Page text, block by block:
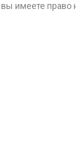
имеете право